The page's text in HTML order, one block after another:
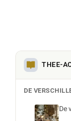
THEE-
DE
De